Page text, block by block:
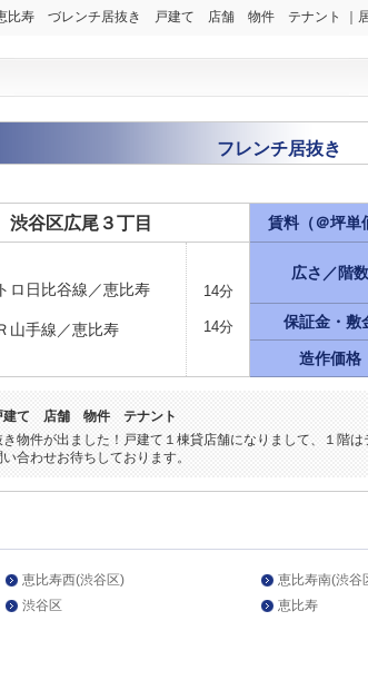
比寿 づレンチ居抜き 戸建て 店舗 物件 テナント ｜居
フレンチ居抜き
渋谷区広尾３丁目 賃料（＠坪単
ロ日比谷線／恵比寿
山手線／恵比寿
14分
14分
広さ／階数
保証金・敷
造作価格
て 店舗 物件 テナント
物件が出ました！戸建て１棟貸店舗になりまして、１階
合わせお待ちしております。
恵比寿西(渋谷区) 恵比寿南(渋谷
渋谷区 恵比寿